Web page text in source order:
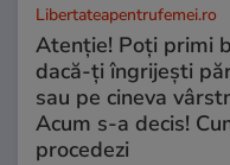
Libertateapentrufemei.ro
Atenție! Poți primi
dacă-ți îngrijești
sau pe cineva
Acum s-a decis!
procedezi